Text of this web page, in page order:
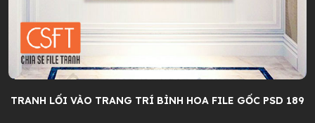
TRANH LỐI VÀO TRANG TRÍ BÌNH HOA FILE GỐC PSD 189